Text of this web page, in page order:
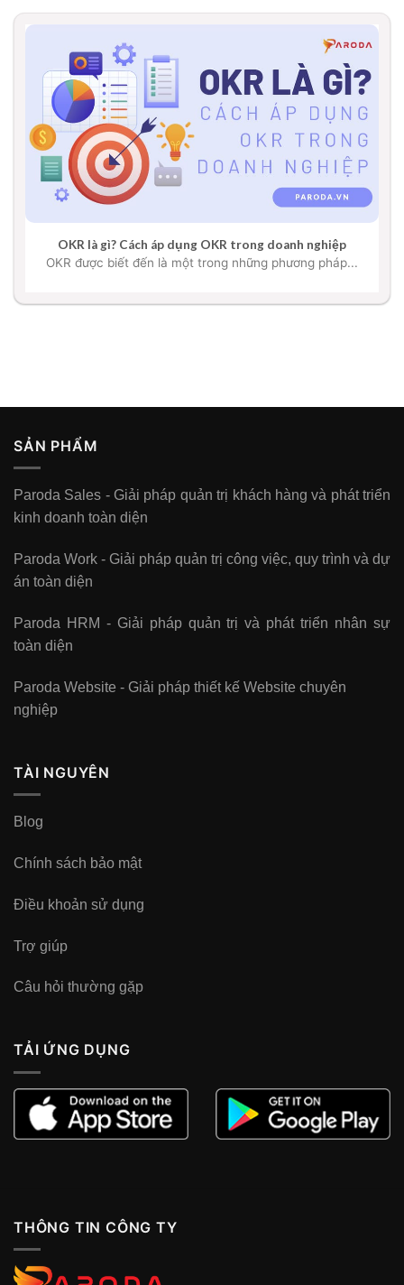
OKR là gì? Cách áp dụng OKR trong doanh nghiệp
OKR được biết đến là một trong những phương pháp...
SẢN PHẨM
Paroda Sales - Giải pháp quản trị khách hàng và phát triển
kinh doanh toàn diện
Paroda Work - Giải pháp quản trị công việc, quy trình và dự
án toàn diện
Paroda HRM - Giải pháp quản trị và phát triển nhân sự
toàn diện
Paroda Website - Giải pháp thiết kế Website chuyên
nghiệp
TÀI NGUYÊN
Blog
Chính sách bảo mật
Điều khoản sử dụng
Trợ giúp
Câu hỏi thường gặp
TẢI ỨNG DỤNG
THÔNG TIN CÔNG TY